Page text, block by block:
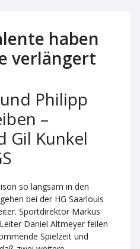
haben
verlängert
Philipp
–
Gil Kunkel
so langsam in den
bei der HG Saarlouis
Sportdirektor Markus
Daniel Altmeyer feilen
Spielzeit und